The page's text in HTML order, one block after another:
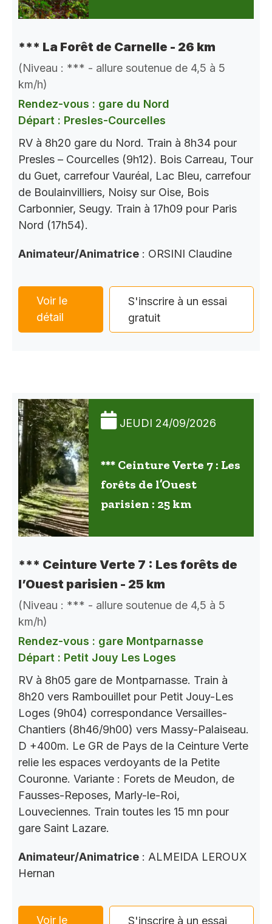
*** La Forêt de Carnelle - 26 km
(Niveau : *** - allure soutenue de 4,5 à 5
km/h)
Rendez-vous : gare du Nord
Départ : Presles-Courcelles
RV à 8h20 gare du Nord. Train à 8h34 pour
Presles – Courcelles (9h12). Bois Carreau, Tour
du Guet, carrefour Vauréal, Lac Bleu, carrefour
de Boulainvilliers, Noisy sur Oise, Bois
Carbonnier, Seugy. Train à 17h09 pour Paris
Nord (17h54).
Animateur/Animatrice : ORSINI Claudine
Voir le
détail
S'inscrire à un essai
gratuit
JEUDI 24/09/2026
*** Ceinture Verte 7 : Les
forêts de l’Ouest
parisien : 25 km
*** Ceinture Verte 7 : Les forêts de
l’Ouest parisien - 25 km
(Niveau : *** - allure soutenue de 4,5 à 5
km/h)
Rendez-vous : gare Montparnasse
Départ : Petit Jouy Les Loges
RV à 8h05 gare de Montparnasse. Train à
8h20 vers Rambouillet pour Petit Jouy-Les
Loges (9h04) correspondance Versailles-
Chantiers (8h46/9h00) vers Massy-Palaiseau.
D +400m. Le GR de Pays de la Ceinture Verte
relie les espaces verdoyants de la Petite
Couronne. Variante : Forets de Meudon, de
Fausses-Reposes, Marly-le-Roi,
Louveciennes. Train toutes les 15 mn pour
gare Saint Lazare.
Animateur/Animatrice : ALMEIDA LEROUX
Hernan
Voir le
S'inscrire à un essai